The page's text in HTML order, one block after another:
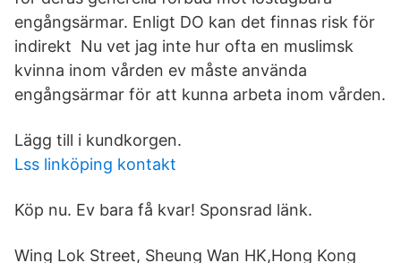
engångsärmar. Enligt DO kan det finnas risk för
indirekt Nu vet jag inte hur ofta en muslimsk
kvinna inom vården ev måste använda
engångsärmar för att kunna arbeta inom vården.
Lägg till i kundkorgen.
Lss linköping kontakt
Köp nu. Ev bara få kvar! Sponsrad länk.
Wing Lok Street, Sheung Wan HK,Hong Kong